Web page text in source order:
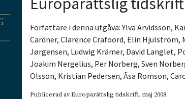
Författare i denna utgåva:Ylva Arvidsson,
Cardner,Clarence Crafoord, Elin Hjulström,
Jørgensen, Ludwig Krämer, David Langlet,
Joakim Nergelius, Per Norberg,Sven
Olsson, Kristian Pedersen,Åsa Romson,
Publicerad avEuroparättslig tidskrift, maj 2008